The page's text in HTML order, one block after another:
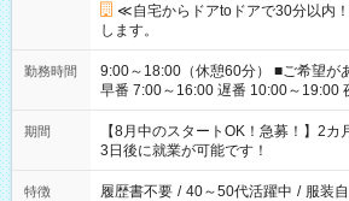
≪自宅からドアtoドアで30分以内
します。
勤務時間
9:00～18:00（休憩60分） ■ご希望があれば下記シフトもOK！
早番 7:00～16:00 遅番 10:00～19:00 夜勤
と休みを合わせたい」 「余裕を持っ
「できれば残業はしたくない」 など
ね。 ※Wワーク希望の方へ 今ご覧のお仕事で希望する勤務時間
と、もう1つのお仕事の勤務時間。
合は応募できません。
期間
【8月中のスタートOK！急募！】2
3日後に就業が可能です！
特徴 履歴書不要 / 40～50代活躍中 / 服装